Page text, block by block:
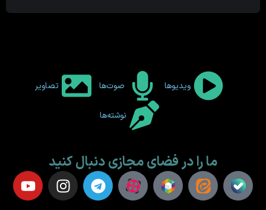
ویدیوها صوت‌ها تصاویر
نوشته‌ها
ما را در فضای مجازی دنبال کنید